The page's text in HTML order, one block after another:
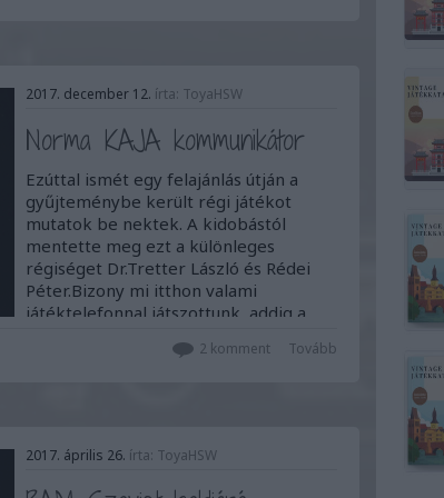
2017. december 12. írta: ToyaHSW
Norma KAJA kommunikátor
Ezúttal ismét egy felajánlás útján a
gyűjteménybe került régi játékot
mutatok be nektek. A kidobástól
mentette meg ezt a különleges
régiséget Dr.Tretter László és Rédei
Péter.Bizony mi itthon valami
játéktelefonnal játszottunk, addig a
kommunikátoruk volt, ami leginkább
Tovább
2komment
2017. április 26. írta: ToyaHSW